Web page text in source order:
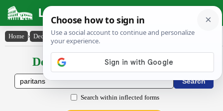
Latin Dictionary
Home › Declensions / Conjugations › părĭtans
Declensions / Conjugations latin
Search within inflected forms